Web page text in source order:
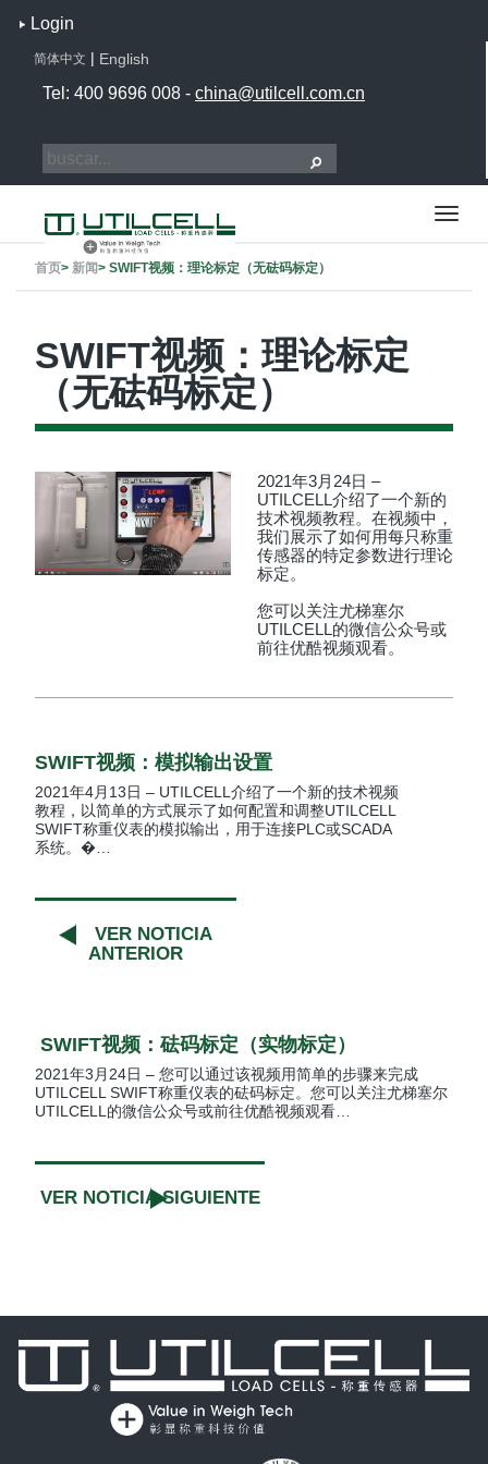
Login
简体中文 | English
Tel: 400 9696 008 - china@utilcell.com.cn
首页> 新闻> SWIFT视频：理论标定（无砝码标定）
SWIFT视频：理论标定
（无砝码标定）
2021年3月24日 –
UTILCELL介绍了一个新的
技术视频教程。在视频中，
我们展示了如何用每只称重
传感器的特定参数进行理论
标定。
您可以关注尤梯塞尔
UTILCELL的微信公众号或
前往优酷视频观看。
SWIFT视频：模拟输出设置
2021年4月13日 – UTILCELL介绍了一个新的技术视频
教程，以简单的方式展示了如何配置和调整UTILCELL
SWIFT称重仪表的模拟输出，用于连接PLC或SCADA
系统。�…
VER NOTICIA
ANTERIOR
SWIFT视频：砝码标定（实物标定）
2021年3月24日 – 您可以通过该视频用简单的步骤来完成
UTILCELL SWIFT称重仪表的砝码标定。您可以关注尤梯塞尔
UTILCELL的微信公众号或前往优酷视频观看…
VER NOTICIA SIGUIENTE